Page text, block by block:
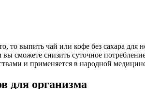
то выпить чай или кофе без сахара
сможете снизить суточное
и применяется в народной
для организма